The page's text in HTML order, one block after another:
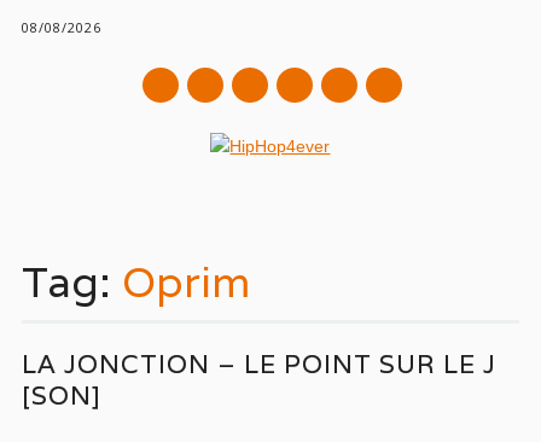
08/08/2026
mail
content
Tag: Oprim
LA JONCTION – LE POINT SUR LE J
[SON]